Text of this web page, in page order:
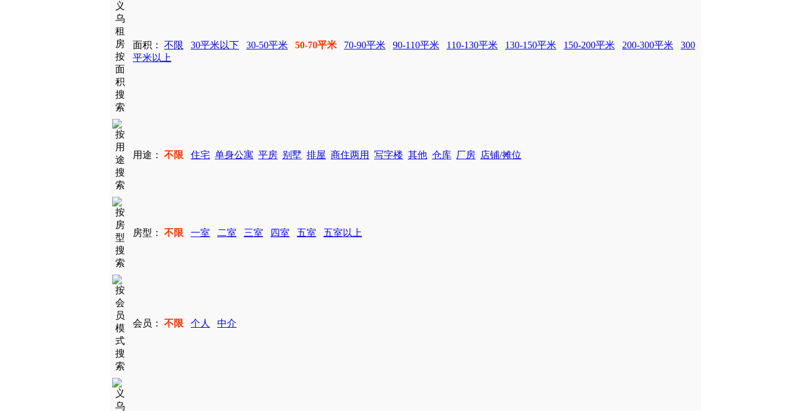
面积： 不限 30平米以下 30-50平米 50-70平米 70-90平米 90-110平米 110-130平米 130-150平米 150-200平米 200-300平米
300
平米以上
用途： 不限 住宅 单身公寓 平房 别墅 排屋 商住两用 写字楼 其他 仓库 厂房 店铺/摊位
房型： 不限 一室 二室 三室 四室 五室 五室以上
会员： 不限 个人 中介